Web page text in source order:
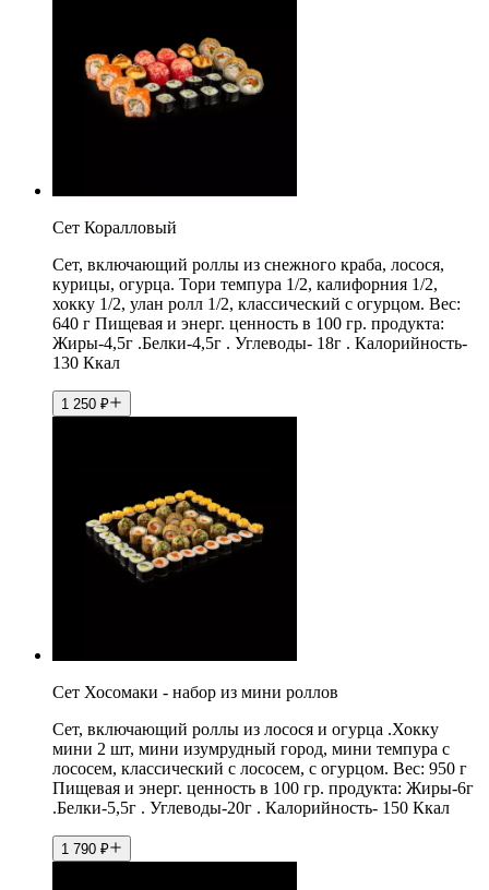
Сет Коралловый
Сет, включающий роллы из снежного краба, лосося,
курицы, огурца. Тори темпура 1/2, калифорния 1/2,
хокку 1/2, улан ролл 1/2, классический с огурцом. Вес:
640 г Пищевая и энерг. ценность в 100 гр. продукта:
Жиры-4,5г .Белки-4,5г . Углеводы- 18г . Калорийность-
130 Ккал
1 250 ₽
Сет Хосомаки - набор из мини роллов
Сет, включающий роллы из лосося и огурца .Хокку
мини 2 шт, мини изумрудный город, мини темпура с
лососем, классический с лососем, с огурцом. Вес: 950 г
Пищевая и энерг. ценность в 100 гр. продукта: Жиры-6г
.Белки-5,5г . Углеводы-20г . Калорийность- 150 Ккал
1 790 ₽